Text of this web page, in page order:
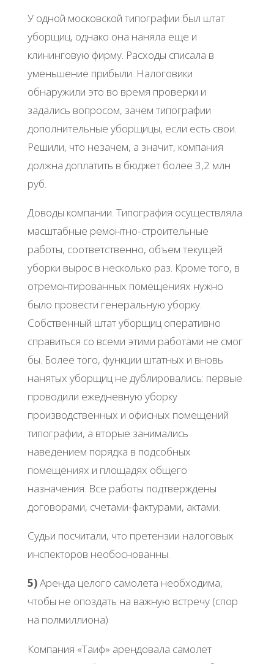
У одной московской типографии был штат
уборщиц, однако она наняла еще и
клининговую фирму. Расходы списала в
уменьшение прибыли. Налоговики
обнаружили это во время проверки и
задались вопросом, зачем типографии
дополнительные уборщицы, если есть свои.
Решили, что незачем, а значит, компания
должна доплатить в бюджет более 3,2 млн
руб.
Доводы компании. Типография осуществляла
масштабные ремонтно-строительные
работы, соответственно, объем текущей
уборки вырос в несколько раз. Кроме того, в
отремонтированных помещениях нужно
было провести генеральную уборку.
Собственный штат уборщиц оперативно
справиться со всеми этими работами не смог
бы. Более того, функции штатных и вновь
нанятых уборщиц не дублировались: первые
проводили ежедневную уборку
производственных и офисных помещений
типографии, а вторые занимались
наведением порядка в подсобных
помещениях и площадях общего
назначения. Все работы подтверждены
договорами, счетами-фактурами, актами.
Судьи посчитали, что претензии налоговых
инспекторов необоснованны.
5)Аренда целого самолета необходима,
чтобы не опоздать на важную встречу (спор
на полмиллиона)
Компания «Таиф» арендовала самолет